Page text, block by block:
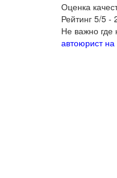
Оценка
Рейтинг 5/5 -
Не важно где
автоюрист